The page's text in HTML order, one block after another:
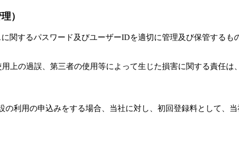
）
関するパスワード及びユーザーIDを適切に管理及び保管する
上の過誤、第三者の使用等によって生じた損害に関する責任
利用の申込みをする場合、当社に対し、初回登録料として、